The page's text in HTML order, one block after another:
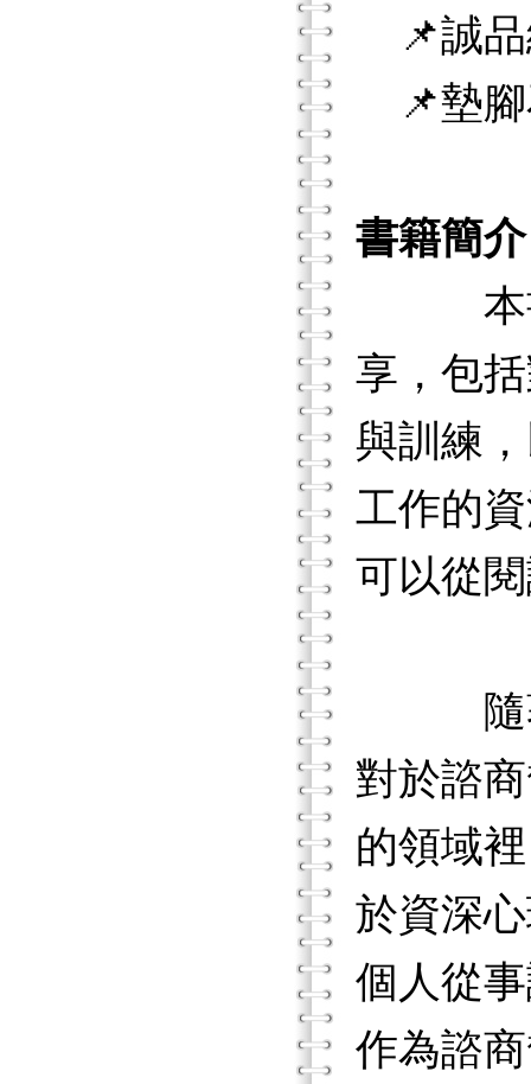
📌誠品
📌墊腳
書籍簡介
本書
享，包
與訓練
工作的
可以從
隨著
對於諮
的領域
於資深
個人從
作為諮